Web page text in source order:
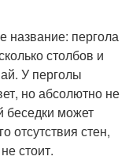
название: пергола
столбов и
У перголы
но абсолютно не
может
отсутствия стен,
стоит.